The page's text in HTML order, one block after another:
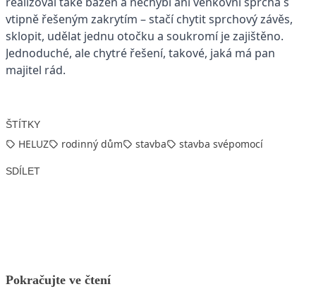
vtipně řešeným zakrytím – stačí chytit sprchový závěs,
sklopit, udělat jednu otočku a soukromí je zajištěno.
Jednoduché, ale chytré řešení, takové, jaká má pan
majitel rád.
ŠTÍTKY
HELUZ rodinný dům stavba stavba svépomocí
SDÍLET
Pokračujte ve čtení